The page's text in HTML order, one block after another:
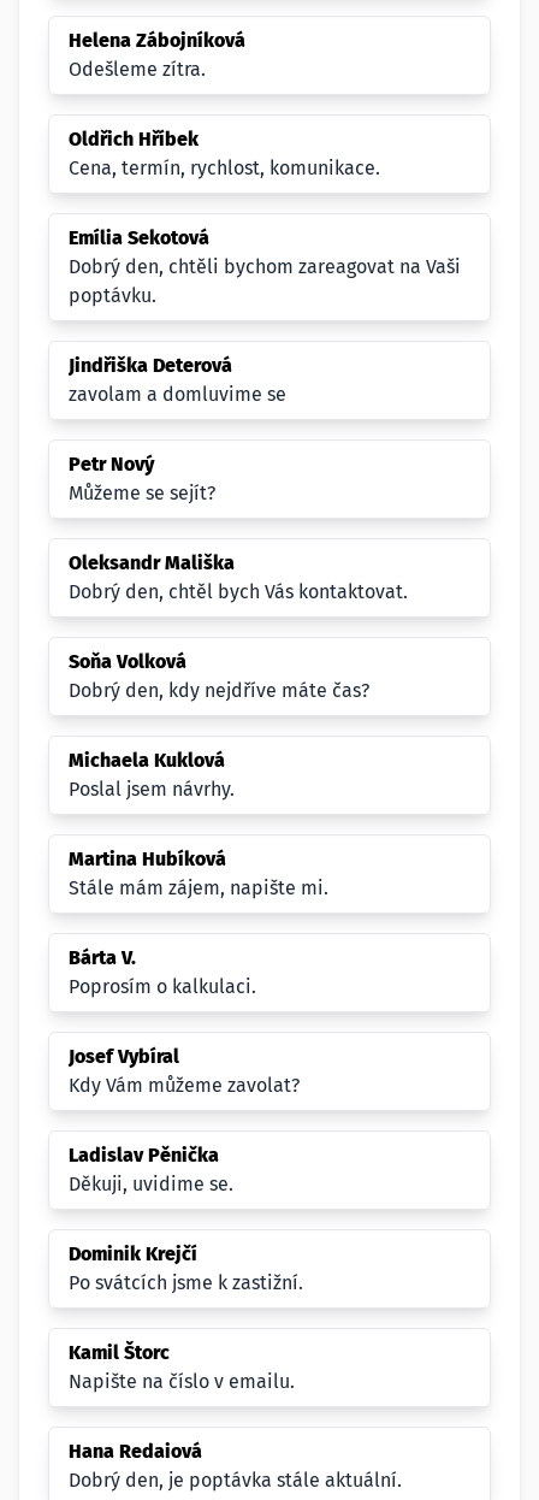
Helena Zábojníková
Odešleme zítra.
Oldřich Hříbek
Cena, termín, rychlost, komunikace.
Emília Sekotová
Dobrý den, chtěli bychom zareagovat na Vaši
poptávku.
Jindřiška Deterová
zavolam a domluvime se
Petr Nový
Můžeme se sejít?
Oleksandr Mališka
Dobrý den, chtěl bych Vás kontaktovat.
Soňa Volková
Dobrý den, kdy nejdříve máte čas?
Michaela Kuklová
Poslal jsem návrhy.
Martina Hubíková
Stále mám zájem, napište mi.
Bárta V.
Poprosím o kalkulaci.
Josef Vybíral
Kdy Vám můžeme zavolat?
Ladislav Pěnička
Děkuji, uvidime se.
Dominik Krejčí
Po svátcích jsme k zastižní.
Kamil Štorc
Napište na číslo v emailu.
Hana Redaiová
Dobrý den, je poptávka stále aktuální.